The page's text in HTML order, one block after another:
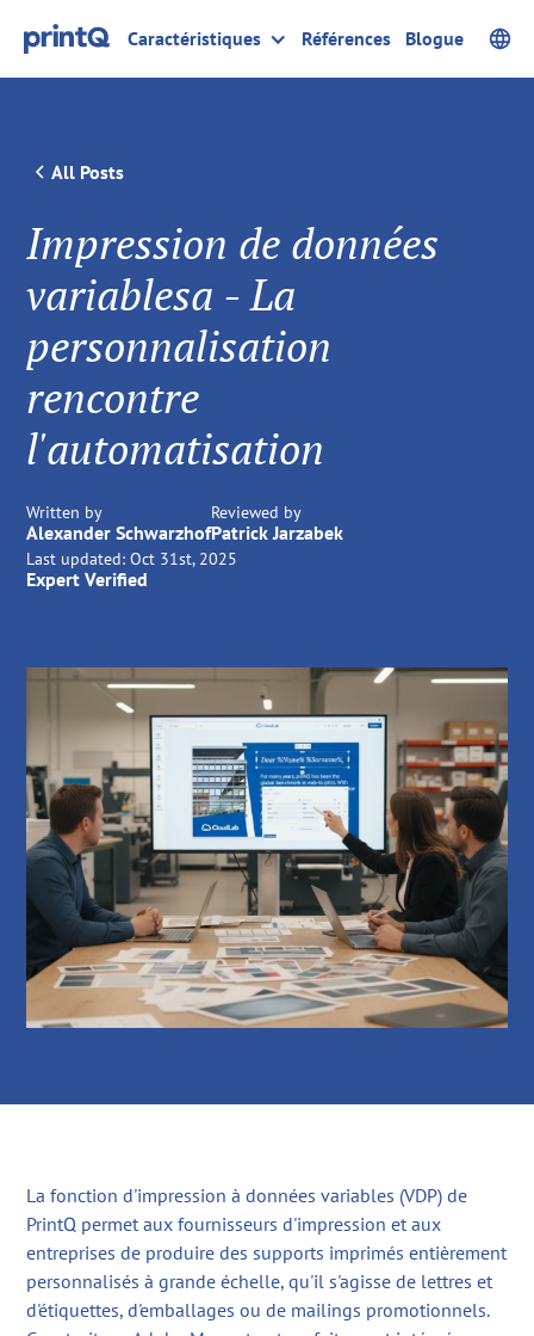
Caractéristiques Références Blogue
All Posts
Impression de données
variablesa - La
personnalisation
rencontre
l'automatisation
Written by
Alexander Schwarzhof
Reviewed by
Patrick Jarzabek
Last updated: Oct 31st, 2025
Expert Verified
La fonction d'impression à données variables (VDP) de
PrintQ permet aux fournisseurs d'impression et aux
entreprises de produire des supports imprimés entièrement
personnalisés à grande échelle, qu'il s'agisse de lettres et
d'étiquettes, d'emballages ou de mailings promotionnels.